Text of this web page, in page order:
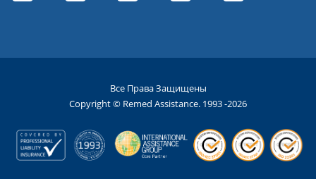
Все Права Защищены
Copyright © Remed Assistance. 1993 -2026